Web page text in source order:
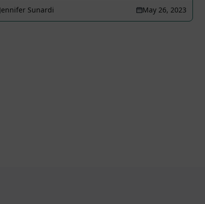
Jennifer Sunardi May 26, 2023